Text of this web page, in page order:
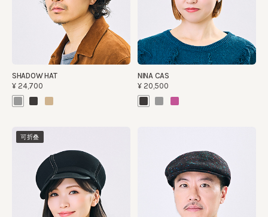
SHADOW HAT
¥24,700
NINA CAS
¥20,500
可折叠